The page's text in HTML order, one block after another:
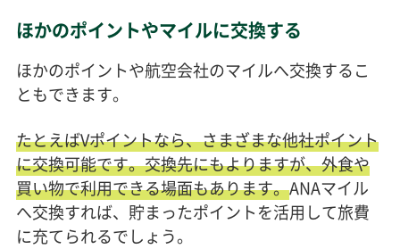
ほかのポイントやマイルに交換する
ほかのポイントや航空会社のマイルへ交換するこ
ともできます。
たとえばVポイントなら、さまざまな他社ポイント
に交換可能です。交換先にもよりますが、外食や
買い物で利用できる場面もあります。ANAマイル
へ交換すれば、貯まったポイントを活用して旅費
に充てられるでしょう。